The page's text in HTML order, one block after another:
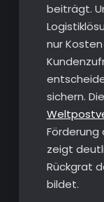
beiträgt.
nur
sichern.
zeigt
Rückgrat
bildet.